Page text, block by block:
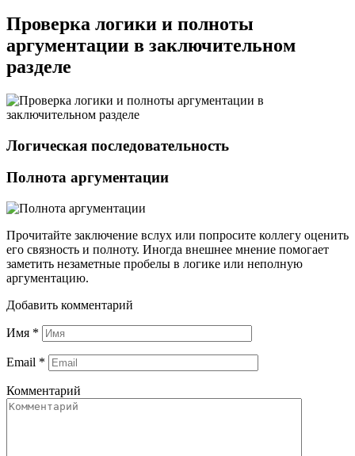
Проверка логики и полноты
аргументации в заключительном
разделе
Логическая последовательность
Полнота аргументации
Прочитайте заключение вслух или попросите коллегу оценить
его связность и полноту. Иногда внешнее мнение помогает
заметить незаметные пробелы в логике или неполную
аргументацию.
Добавить комментарий
Имя *
Email *
Комментарий